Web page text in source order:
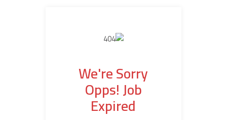
We're Sorry
Opps! Job
Expired